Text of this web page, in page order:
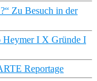
Zu Besuch in der
Heymer I X Gründe I
Reportage